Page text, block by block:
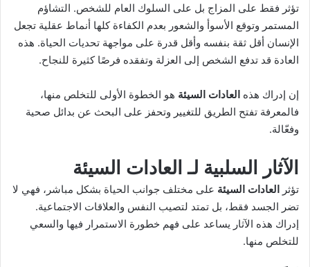
تؤثر فقط على المزاج بل على السلوك العام للشخص. التشاؤم
المستمر وتوقع الأسوأ والشعور بعدم الكفاءة كلها أنماط عقلية تجعل
الإنسان أقل ثقة بنفسه وأقل قدرة على مواجهة تحديات الحياة. هذه
العادة قد تدفع الشخص إلى العزلة وتفقده فرصًا كثيرة للنجاح.
إن إدراك هذه العادات السيئة هو الخطوة الأولى للتخلص منها،
فالمعرفة تفتح الطريق للتغيير وتحفز على البحث عن بدائل صحية
وفعّالة.
الآثار السلبية لـ العادات السيئة
تؤثر العادات السيئة على مختلف جوانب الحياة بشكل مباشر، فهي لا
تضر الجسد فقط، بل تمتد لتصيب النفس والعلاقات الاجتماعية.
إدراك هذه الآثار يساعد على فهم خطورة الاستمرار فيها والسعي
للتخلص منها.